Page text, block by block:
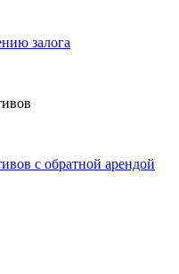
залога
с обратной арендой